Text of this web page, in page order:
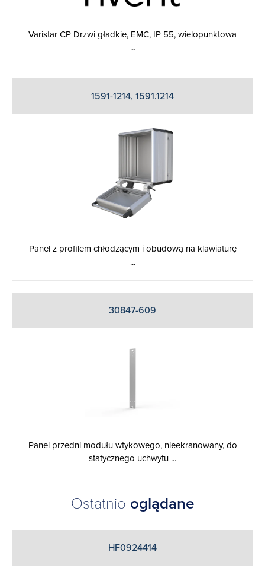
Varistar CP Drzwi gładkie, EMC, IP 55, wielopunktowa
...
1591-1214, 1591.1214
Panel z profilem chłodzącym i obudową na klawiaturę
...
30847-609
Panel przedni modułu wtykowego, nieekranowany, do
statycznego uchwytu ...
Ostatnio oglądane
HF0924414